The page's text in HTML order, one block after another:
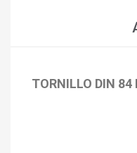
TORNILLO DIN 84